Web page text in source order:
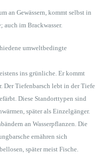
an Gewässern, kommt selbst in
auch im Brackwasser.
umweltbedingte
ins grünliche. Er kommt
Der Tiefenbarsch lebt in der Tiefe
Diese Standorttypen sind
später als Einzelgänger.
an Wasserpflanzen. Die
ernähren sich
später meist Fische.